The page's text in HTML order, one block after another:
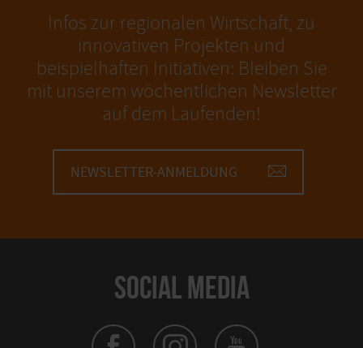
Infos zur regionalen Wirtschaft, zu
innovativen Projekten und
beispielhaften Initiativen: Bleiben Sie
mit unserem wöchentlichen Newsletter
auf dem Laufenden!
NEWSLETTER-ANMELDUNG
SOCIAL MEDIA